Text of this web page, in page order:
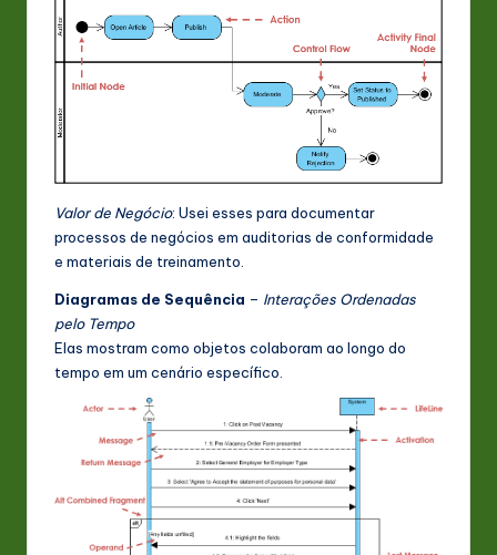
Valor de Negócio: Usei esses para documentar
processos de negócios em auditorias de conformidade
e materiais de treinamento.
Diagramas de Sequência – Interações Ordenadas
pelo Tempo
Elas mostram como objetos colaboram ao longo do
tempo em um cenário específico.